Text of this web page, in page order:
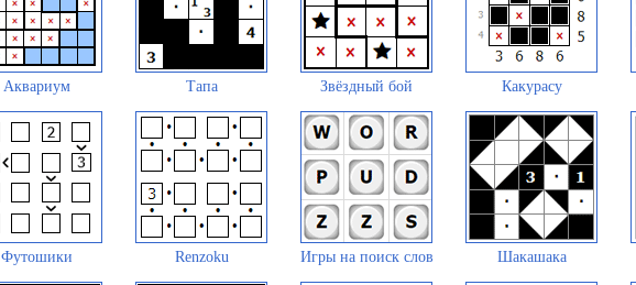
Аквариум Тапа Звёздный бой Какурасу
Футошики Renzoku Игры на поиск слов Шакашака